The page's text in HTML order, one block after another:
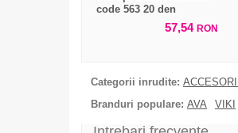
code 563 20 den
57,54 RON
Categorii inrudite: ACCESORII
Branduri populare: AVA VIKI